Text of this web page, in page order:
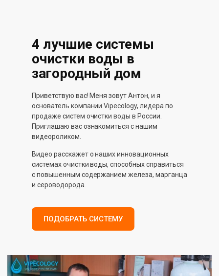
4 лучшие системы
очистки воды в
загородный дом
Приветствую вас! Меня зовут Антон, и я
основатель компании Vipecology, лидера по
продаже систем очистки воды в России.
Приглашаю вас ознакомиться с нашим
видеороликом.
Видео расскажет о наших инновационных
системах очистки воды, способных справиться
с повышенным содержанием железа, марганца
и сероводорода.
ПОДОБРАТЬ СИСТЕМУ